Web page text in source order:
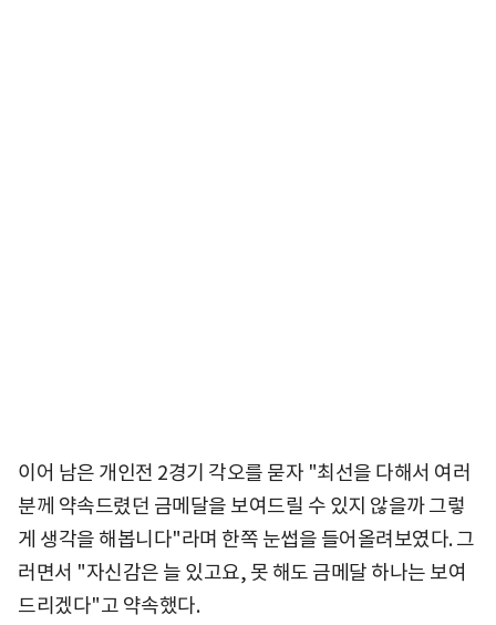
이어 남은 개인전 2경기 각오를 묻자 "최선을 다해서 여러
분께 약속드렸던 금메달을 보여드릴 수 있지 않을까 그렇
게 생각을 해봅니다"라며 한쪽 눈썹을 들어올려보였다. 그
러면서 "자신감은 늘 있고요, 못 해도 금메달 하나는 보여
드리겠다"고 약속했다.